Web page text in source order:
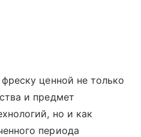
ценной не только
и предмет
но и как
периода